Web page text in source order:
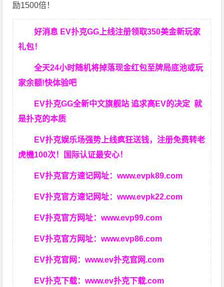
励1500倍！
好消息 EV扑克GG上线注册领取350美金新玩家
礼包！
全天24小时随机将掉落现金红包至牌局底池或玩
家余额!快体验吧
EV扑克GG全新中文旗舰站 追求高EV的决定就
是扑克的本质
EV扑克娱乐场强势上线疯狂送钱，注册免费转老
虎機100次！国际认证最安心！
EV扑克官方速记网址：www.evpk89.com
EV扑克官方速记网址：www.evpk22.com
EV扑克官方网址：www.evp99.com
EV扑克官方网址：www.evp86.com
EV扑克官网：www.ev扑克官网.com
EV扑克下载：www.ev扑克下载.com